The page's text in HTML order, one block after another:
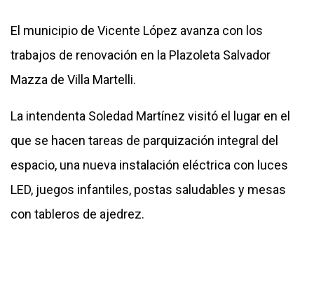
El municipio de Vicente López avanza con los
trabajos de renovación en la Plazoleta Salvador
Mazza de Villa Martelli.
La intendenta Soledad Martínez visitó el lugar en el
que se hacen tareas de parquización integral del
espacio, una nueva instalación eléctrica con luces
LED, juegos infantiles, postas saludables y mesas
con tableros de ajedrez.